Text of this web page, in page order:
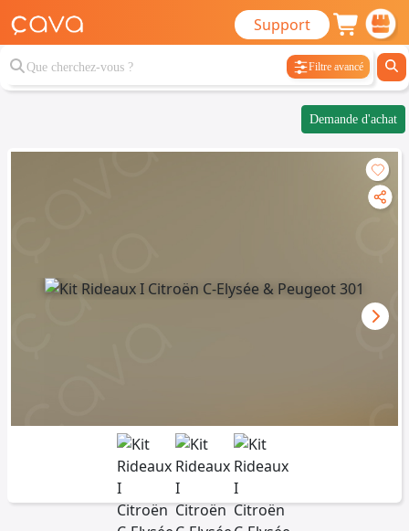
Support
Filtre avancé
Demande d'achat